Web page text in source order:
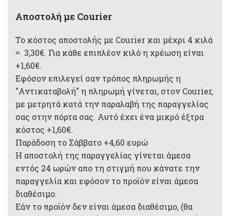
Αποστολή με Courier
Το κόστος αποστολής με Courier και μέχρι 4 κιλά
= 3,30€. Για κάθε επιπλέον κιλό η χρέωση είναι
+1,60€.
Εφόσον επιλεγεί σαν τρόπος πληρωμής η
"Αντικαταβολή" η πληρωμή γίνεται, στον Courier,
με μετρητά κατά την παραλαβή της παραγγελίας
σας στην πόρτα σας. Αυτό έχει ένα μικρό έξτρα
κόστος +1,60€.
Παράδοση το Σάββατο +4,60 ευρώ
Η αποστολή της παραγγελίας γίνεται άμεσα
εντός 24 ωρών απο τη στιγμή που κάνατε την
παραγγελία και εφόσον το προϊόν είναι άμεσα
διαθέσιμο.
Εάν το προϊόν δεν είναι άμεσα διαθέσιμο, (θα